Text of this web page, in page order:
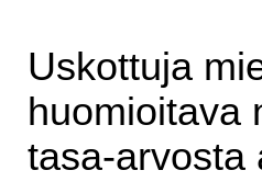
Uskottuja
huomioitava
tasa-arvosta